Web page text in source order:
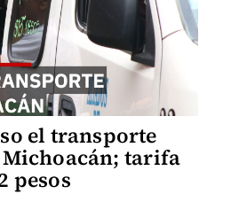
el transporte
tarifa
pesos